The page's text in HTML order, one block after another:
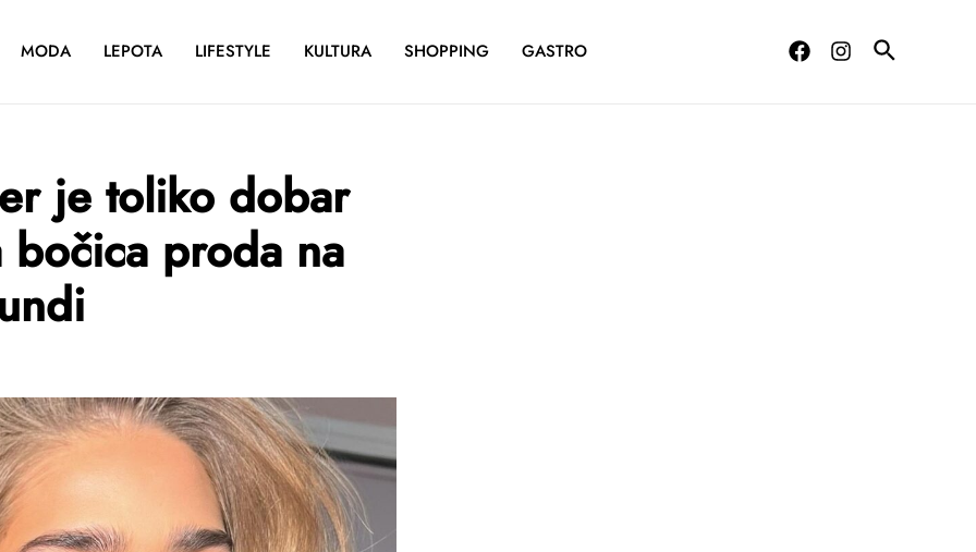
MODA LEPOTA LIFESTYLE KULTURA SHOPPING GASTRO
je toliko dobar
proda na